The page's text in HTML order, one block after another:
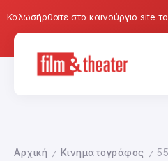
Καλωσήρθατε στο καινούργιο site
Αρχική / Κινηματογράφος /